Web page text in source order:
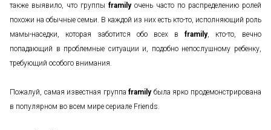
также выявило, что группы framilyочень часто по распределению ролей
похожи на обычные семьи. В каждой из них есть кто-то, исполняющий роль
мамы-наседки, которая заботится обо всех в framily, кто-то, вечно
попадающий в проблемные ситуации и, подобно непослушному ребенку,
требующий особого внимания.
Пожалуй, самая известная группаframilyбыла ярко продемонстрирована
в популярном во всем мире сериале Friends.